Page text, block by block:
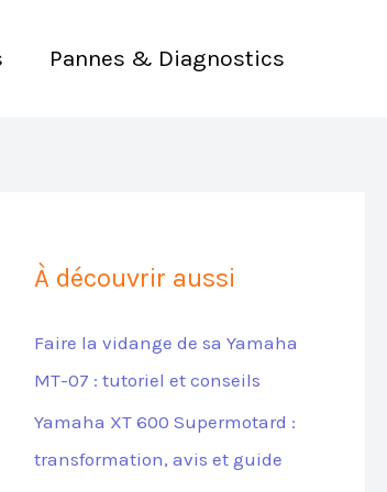
Pannes & Diagnostics
À découvrir aussi
Faire la vidange de sa Yamaha
MT-07 : tutoriel et conseils
Yamaha XT 600 Supermotard :
transformation, avis et guide